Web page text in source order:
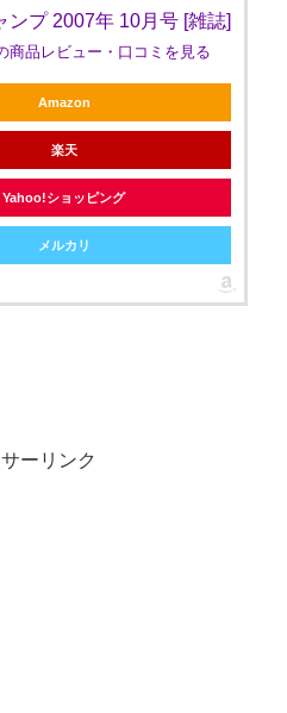
ンプ 2007年 10月号 [雑誌]
商品レビュー・口コミを見る
Amazon
楽天
Yahoo!ショッピング
メルカリ
ーリンク